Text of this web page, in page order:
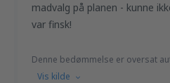
madvalg på planen - kunne
var finsk!
Denne bedømmelse er oversat
Vis kilde